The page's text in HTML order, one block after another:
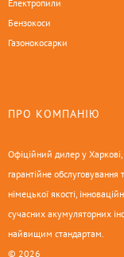
Електропили
Бензокоси
Газонокосарки
ПРО КОМПАНІЮ
Офіційний дилер у
гарантійне
німецької якості,
сучасних акумуляторних
найвищим стандартам.
© 2026